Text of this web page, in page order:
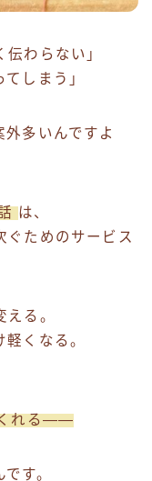
伝わらない」
しまう」
多いんですよ
は、
ぐためのサービス
る。
くなる。
くれる——
す。